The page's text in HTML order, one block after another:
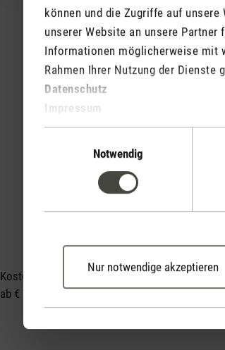
können und die Zugriffe auf
unserer Website an unsere Partner
Informationen möglicherweise mit
Rahmen Ihrer Nutzung der Dienste
Datenschutz
Impressum
Notwendig
Nur notwendige akzeptieren
Kostenloser Versand
ab € 50
14